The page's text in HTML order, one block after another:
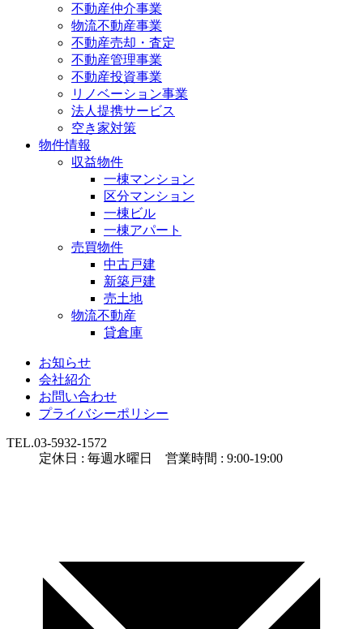
不動産仲介事業
物流不動産事業
不動産売却・査定
不動産管理事業
不動産投資事業
リノベーション事業
法人提携サービス
空き家対策
物件情報
収益物件
一棟マンション
区分マンション
一棟ビル
一棟アパート
売買物件
中古戸建
新築戸建
売土地
物流不動産
貸倉庫
お知らせ
会社紹介
お問い合わせ
プライバシーポリシー
TEL.03-5932-1572
定休日 : 毎週水曜日 営業時間 : 9:00-19:00